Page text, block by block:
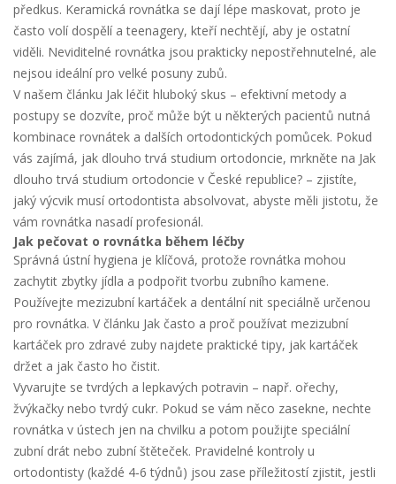
předkus. Keramická rovnátka se dají lépe maskovat, proto je
často volí dospělí a teenagery, kteří nechtějí, aby je ostatní
viděli. Neviditelné rovnátka jsou prakticky nepostřehnutelné, ale
nejsou ideální pro velké posuny zubů.
V našem článku Jak léčit hluboký skus – efektivní metody a
postupy se dozvíte, proč může být u některých pacientů nutná
kombinace rovnátek a dalších ortodontických pomůcek. Pokud
vás zajímá, jak dlouho trvá studium ortodoncie, mrkněte na Jak
dlouho trvá studium ortodoncie v České republice? – zjistíte,
jaký výcvik musí ortodontista absolvovat, abyste měli jistotu, že
vám rovnátka nasadí profesionál.
Jak pečovat o rovnátka během léčby
Správná ústní hygiena je klíčová, protože rovnátka mohou
zachytit zbytky jídla a podpořit tvorbu zubního kamene.
Používejte mezizubní kartáček a dentální nit speciálně určenou
pro rovnátka. V článku Jak často a proč používat mezizubní
kartáček pro zdravé zuby najdete praktické tipy, jak kartáček
držet a jak často ho čistit.
Vyvarujte se tvrdých a lepkavých potravin – např. ořechy,
žvýkačky nebo tvrdý cukr. Pokud se vám něco zasekne, nechte
rovnátka v ústech jen na chvilku a potom použijte speciální
zubní drát nebo zubní štěteček. Pravidelné kontroly u
ortodontisty (každé 4‑6 týdnů) jsou zase příležitostí zjistit, jestli